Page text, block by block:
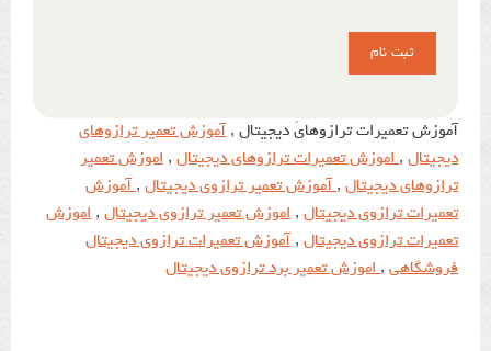
آموزش تعمیرات ترازوهایَ دیجیتال , آموزش تعمیر ترازوهای
دیجیتال ,اموزش تعمیرات ترازوهای دیجیتال , اموزش تعمیر
ترازوهای دیجیتال ,آموزش تعمیر ترازوی دیجیتال ,آموزش
تعمیرات ترازوی دیجیتال , اموزش تعمیر ترازوی دیجیتال , اموزش
تعمیرات ترازوی دیجیتال , آموزش تعمیرات ترازوی دیجیتال
فروشگاهی ,اموزش تعمیر برد ترازوی دیجیتال